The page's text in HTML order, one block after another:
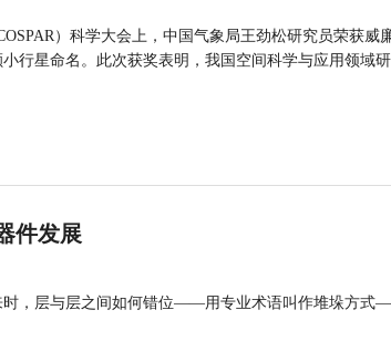
）科学大会上，中国气象局王劲松研究员荣获威
行星命名。此次获奖表明，我国空间科学与应用领域
件发展
时，层与层之间如何错位——用专业术语叫作堆垛方